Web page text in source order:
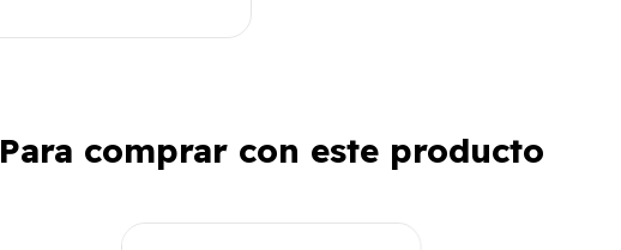
Para comprar con este producto